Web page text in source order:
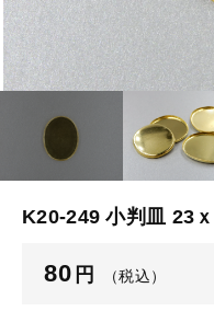
K20-249 小判皿 23
80 円 （税込）
カ
【はめこみパーツ
【はめこみパーツ
【はめこみパーツ】
【表金具】 皿・ミ
【表金具】 浅皿
【はめこ
【はめ
【表金
【
【表金
価格帯
在庫あり